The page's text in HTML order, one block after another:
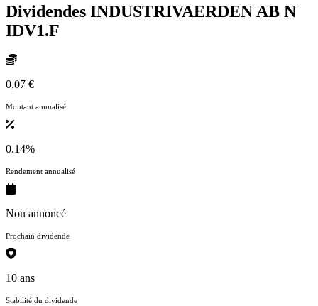
Dividendes INDUSTRIVAERDEN AB N
IDV1.F
0,07 €
Montant annualisé
0.14%
Rendement annualisé
Non annoncé
Prochain dividende
10 ans
Stabilité du dividende